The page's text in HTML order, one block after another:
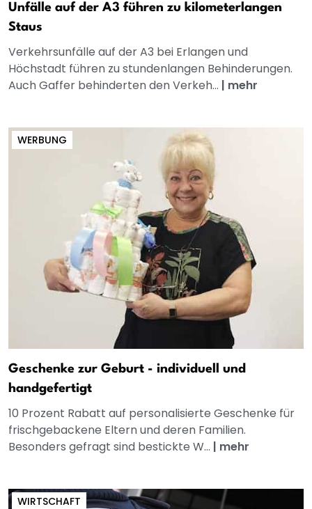
Unfälle auf der A3 führen zu kilometerlangen
Staus
Verkehrsunfälle auf der A3 bei Erlangen und
Höchstadt führen zu stundenlangen Behinderungen.
Auch Gaffer behinderten den Verkeh... | mehr
WERBUNG
Geschenke zur Geburt - individuell und
handgefertigt
10 Prozent Rabatt auf personalisierte Geschenke für
frischgebackene Eltern und deren Familien.
Besonders gefragt sind bestickte W... | mehr
WIRTSCHAFT